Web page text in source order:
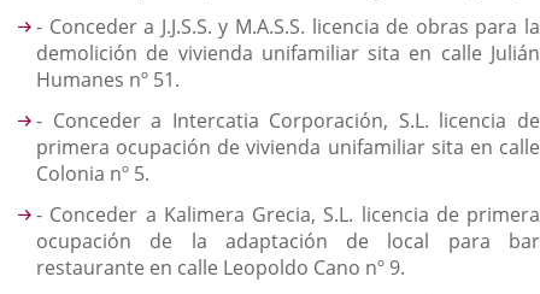
- Conceder a J.J.S.S. y M.A.S.S. licencia de obras para la
demolición de vivienda unifamiliar sita en calle Julián
Humanes nº 51.
- Conceder a Intercatia Corporación, S.L. licencia de
primera ocupación de vivienda unifamiliar sita en calle
Colonia nº 5.
- Conceder a Kalimera Grecia, S.L. licencia de primera
ocupación de la adaptación de local para bar
restaurante en calle Leopoldo Cano nº 9.